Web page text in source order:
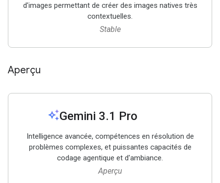
d'images permettant de créer des images natives très
contextuelles.
Stable
Aperçu
auto_awesomeGemini 3.1 Pro
Intelligence avancée, compétences en résolution de
problèmes complexes, et puissantes capacités de
codage agentique et d'ambiance.
Aperçu